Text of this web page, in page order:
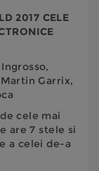
2017 CELE
Garrix,
cele mai
are 7 stele si
a celei de-a